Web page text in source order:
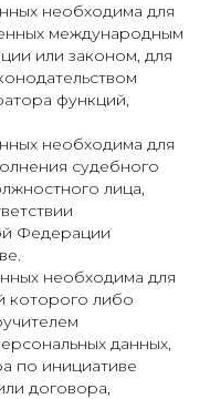
необходима для
международным
или законом, для
функций,
необходима для
судебного
лица,
Федерации
необходима для
которого либо
данных,
по инициативе
договора,